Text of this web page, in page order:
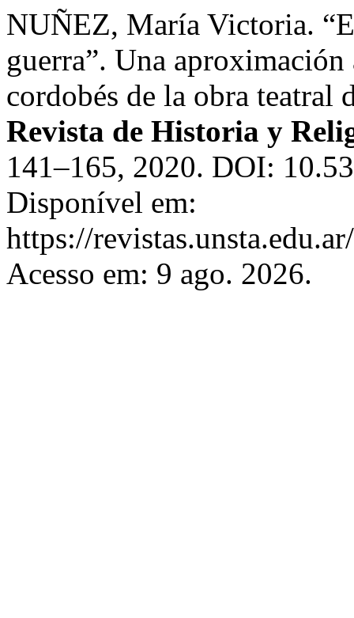
NUÑEZ, María Victoria.
guerra”. Una aproximación
cordobés de la obra teatral
Revista de Historia y
141–165, 2020. DOI:
Disponível em:
https://
Acesso em: 9 ago. 2026.